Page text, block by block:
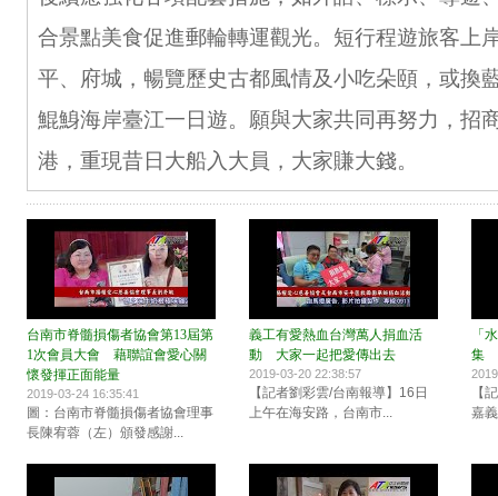
合景點美食促進郵輪轉運觀光。短行程遊旅客上
平、府城，暢覽歷史古都風情及小吃朵頤，或換
鯤鯓海岸臺江一日遊。願與大家共同再努力，招
港，重現昔日大船入大員，大家賺大錢。
台南市脊髓損傷者協會第13屆第
1次會員大會 藉聯誼會愛心關
懷發揮正面能量
2019-03-24 16:35:41
圖：台南市脊髓損傷者協會理事
長陳宥蓉（左）頒發感謝...
義工有愛熱血台灣萬人捐血活
動 大家一起把愛傳出去
2019-03-20 22:38:57
【記者劉彩雲/台南報導】16日
上午在海安路，台南市...
「
集
【
嘉